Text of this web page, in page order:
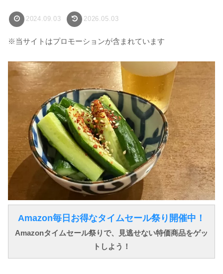
2024.09.03 2026.05.03
※当サイトはプロモーションが含まれています
Amazon毎日お得なタイムセール祭り開催中！
Amazonタイムセール祭りで、見逃せない特価商品をゲッ
トしよう！